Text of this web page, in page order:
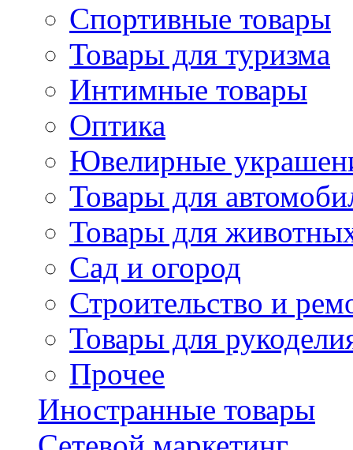
Спортивные товары
Товары для туризма
Интимные товары
Оптика
Ювелирные
Товары для
Товары для
Сад и огород
Строительство и
Товары для
Прочее
Иностранные товары